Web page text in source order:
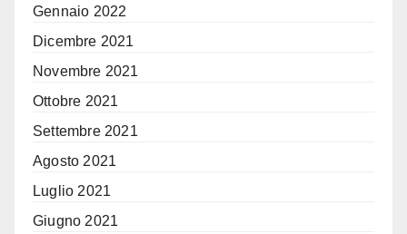
Gennaio 2022
Dicembre 2021
Novembre 2021
Ottobre 2021
Settembre 2021
Agosto 2021
Luglio 2021
Giugno 2021